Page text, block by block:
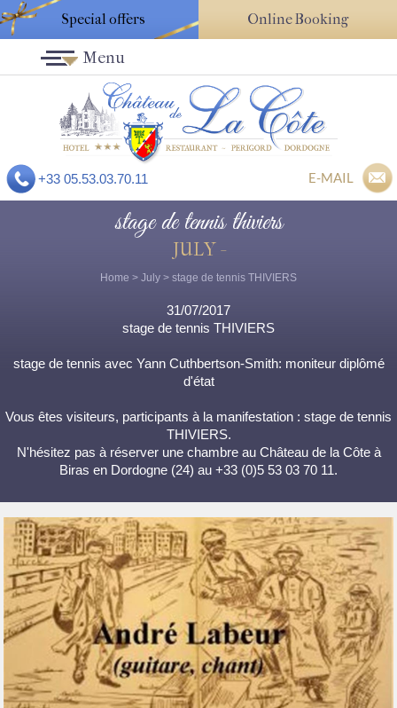
Special offers Online Booking
+33 05.53.03.70.11 E-MAIL
Menu
stage de tennis thiviers
JULY -
Home > July > stage de tennis THIVIERS
31/07/2017
stage de tennis THIVIERS
stage de tennis avec Yann Cuthbertson-Smith: moniteur diplômé
d'état
Vous êtes visiteurs, participants à la manifestation : stage de tennis
THIVIERS.
N'hésitez pas à réserver une chambre au Château de la Côte à
Biras en Dordogne (24) au +33 (0)5 53 03 70 11.